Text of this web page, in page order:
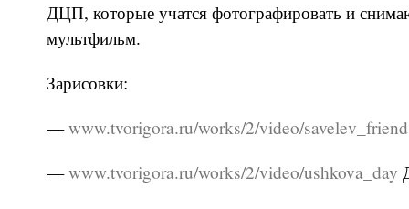
ДЦП, которые учатся фотографировать и
мультфильм.
Зарисовки:
—www.tvorigora.ru/works/2/video/savelev_friend
—www.tvorigora.ru/works/2/video/ushkova_day